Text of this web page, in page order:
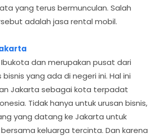
yang terus bermunculan. Salah
adalah jasa rental mobil.
dan merupakan pusat dari
yang ada di negeri ini. Hal ini
Jakarta sebagai kota terpadat
Tidak hanya untuk urusan bisnis,
yang datang ke Jakarta untuk
keluarga tercinta. Dan karena